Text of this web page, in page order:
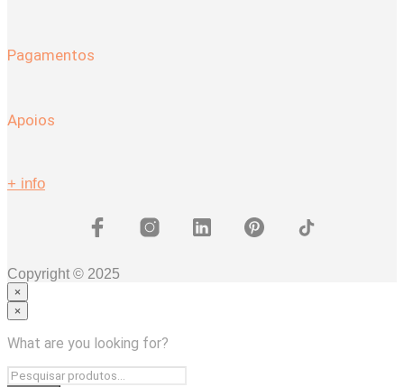
Pagamentos
Apoios
+ info
Copyright © 2025
×
Coleção HERA
Quarto
×
What are you looking for?